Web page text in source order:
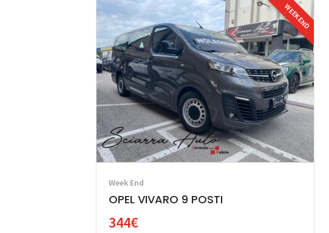
WEEK END
Week End
OPEL VIVARO 9 POSTI
344€